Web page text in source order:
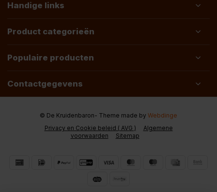
Handige links
Product categorieën
Populaire producten
Contactgegevens
Privacy en Cookie beleid ( AVG )
Algemene
voorwaarden
Sitemap
© De Kruidenbaron- Theme made by Webdinge